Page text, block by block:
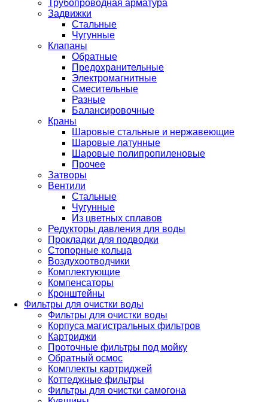
Трубопроводная арматура
Задвижки
Стальные
Чугунные
Клапаны
Обратные
Предохранительные
Электромагнитные
Смесительные
Разные
Балансировочные
Краны
Шаровые стальные и нержавеющие
Шаровые латунные
Шаровые полипропиленовые
Прочее
Затворы
Вентили
Стальные
Чугунные
Из цветных сплавов
Редукторы давления для воды
Прокладки для подводки
Стопорные кольца
Воздухоотводчики
Комплектующие
Компенсаторы
Кронштейны
Фильтры для очистки воды
Фильтры для очистки воды
Корпуса магистральных фильтров
Картриджи
Проточные фильтры под мойку
Обратный осмос
Комплекты картриджей
Коттеджные фильтры
Фильтры для очистки самогона